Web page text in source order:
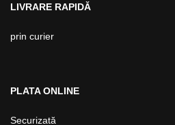
LIVRARE RAPIDĂ
prin curier
PLATA ONLINE
Securizată